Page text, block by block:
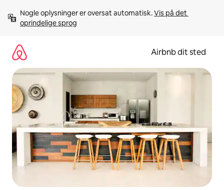
videre
Nogle oplysninger er oversat automatisk. Vis på det
oprindelige sprog
Airbnb dit sted